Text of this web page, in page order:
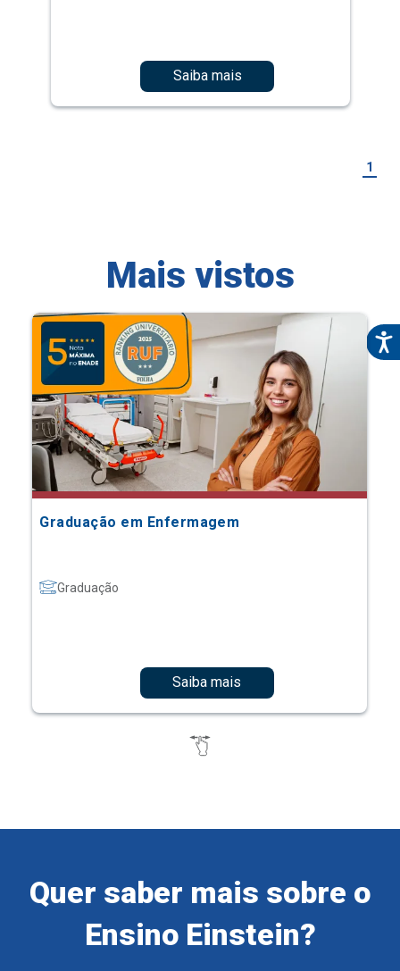
Saiba mais
1
Mais vistos
Graduação em Enfermagem
Graduação
Saiba mais
Quer saber mais sobre o
Ensino Einstein?